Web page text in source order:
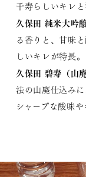
千寿らしいキレ
久保田 純米大吟
る香りと、甘味
しいキレが特長。
久保田 碧寿（山
法の山廃仕込み
シャープな酸味や